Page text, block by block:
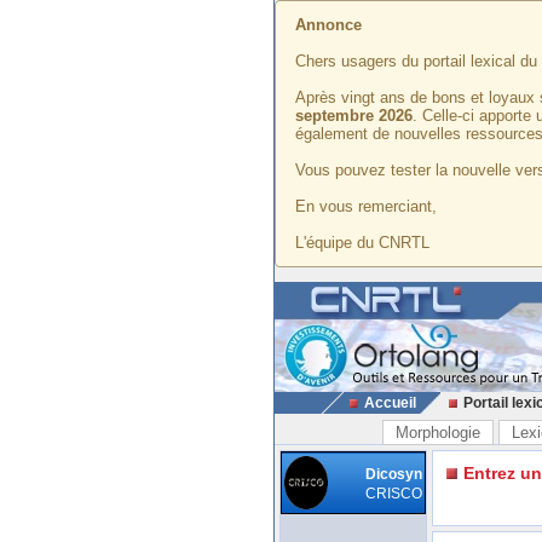
Annonce
Chers usagers du portail lexical du
Après vingt ans de bons et
septembre 2026. Celle-ci apporte
également de nouvelles
Vous pouvez tester la nouvelle
En vous remerciant,
L'équipe du CNRTL
Accueil Portail
Morphologie
Dicosyn
CRISCO
Entrez